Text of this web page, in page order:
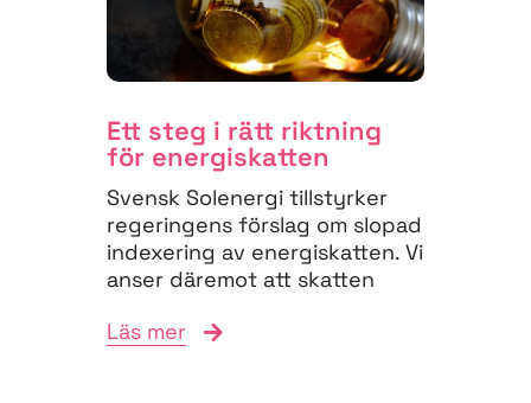
Ett steg i rätt riktning
för energiskatten
Svensk Solenergi tillstyrker
regeringens förslag om slopad
indexering av energiskatten. Vi
anser däremot att skatten
att...
Läs mer